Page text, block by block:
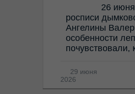
26
росписи
Ангелины
особенности
почувствовали,
29 июня
2026